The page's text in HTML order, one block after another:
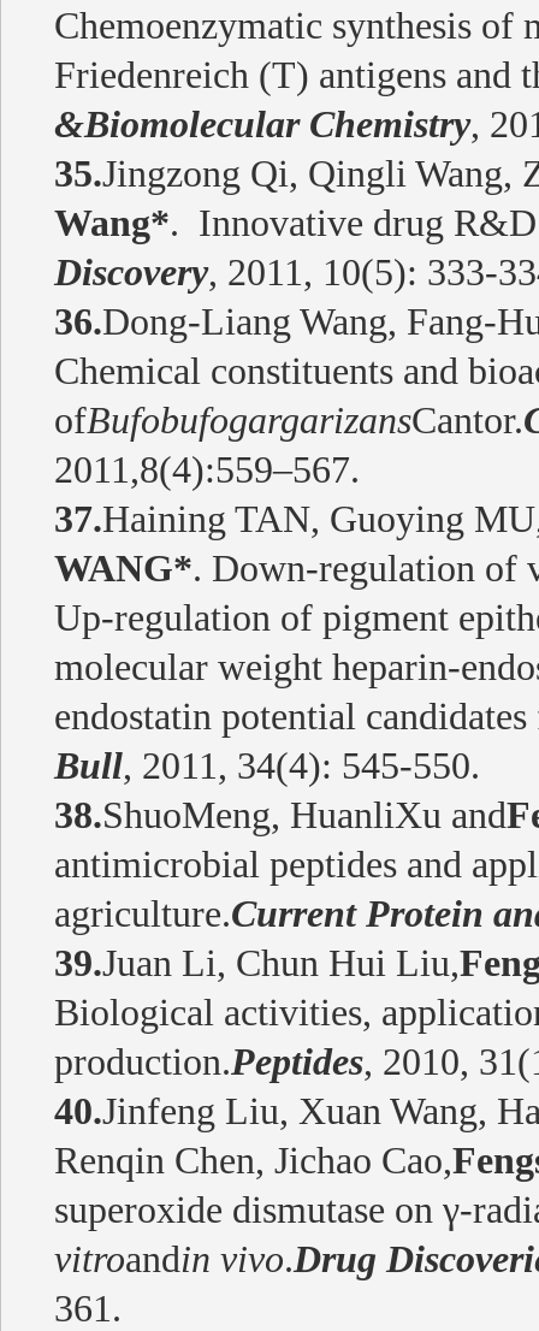
Chemoenzymatic synthesis of
Friedenreich (T) antigens and
&Biomolecular Chemistry,
35.Jingzong Qi, Qingli Wang,
Wang*. Innovative drug
Discovery, 2011, 10(5): 333-
36.Dong-Liang Wang, Fang-
Chemical constituents and
ofBufobufogargarizansCantor.
2011,8(4):559–567.
37.Haining TAN, Guoying
WANG*. Down-regulation of
Up-regulation of pigment
molecular weight heparin-
endostatin potential
Bull, 2011, 34(4): 545-550.
38.ShuoMeng, HuanliXu and
antimicrobial peptides and
agriculture.Current Protein
39.Juan Li, Chun Hui Liu,
Biological activities,
production.Peptides, 2010,
40.Jinfeng Liu, Xuan Wang,
Renqin Chen, Jichao Cao,
superoxide dismutase on γ-
vitroandin vivo.Drug
361.